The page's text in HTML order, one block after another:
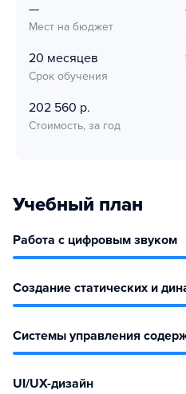
—
Мест на бюджет
20 месяцев
Срок обучения
202 560 р.
Стоимость, за год
Учебный план
Работа с цифровым звуком
Создание статических и
Системы управления
UI/UX-дизайн